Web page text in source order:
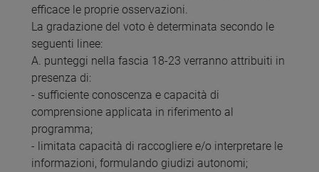
efficace le proprie osservazioni.
La gradazione del voto è determinata secondo le
seguenti linee:
A. punteggi nella fascia 18-23 verranno attribuiti in
presenza di:
- sufficiente conoscenza e capacità di
comprensione applicata in riferimento al
programma;
- limitata capacità di raccogliere e/o interpretare le
informazioni, formulando giudizi autonomi;